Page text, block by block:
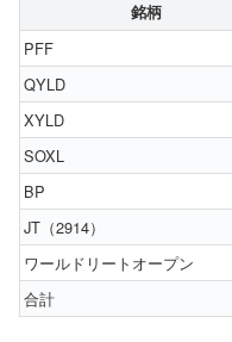
銘柄
PFF
QYLD
XYLD
SOXL
BP
JT（2914）
ワールドリートオープン
合計